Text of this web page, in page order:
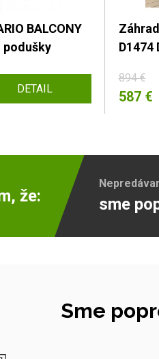
BALCONY
podušky
DETAIL
D1474
894 €
587 €
že: sme
Sme